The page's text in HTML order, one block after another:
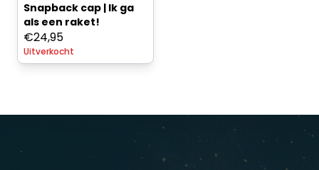
Snapback cap | Ik ga
als een raket!
€24,95
Uitverkocht